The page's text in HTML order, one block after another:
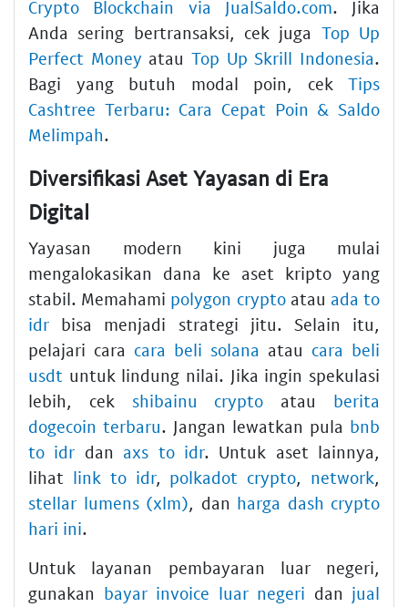
Crypto Blockchain via JualSaldo.com. Jika
Anda sering bertransaksi, cek juga Top Up
Perfect Money atauTop Up Skrill Indonesia.
Bagi yang butuh modal poin, cek Tips
Cashtree Terbaru: Cara Cepat Poin & Saldo
Melimpah.
Diversifikasi Aset Yayasan di Era
Digital
Yayasan modern kini juga mulai
mengalokasikan dana ke aset kripto yang
stabil. Memahami polygon cryptoatau ada to
idr bisa menjadi strategi jitu. Selain itu,
pelajari cara cara beli solana atau cara beli
usdt untuk lindung nilai. Jika ingin spekulasi
lebih, cek shibainu crypto atau berita
dogecoin terbaru. Jangan lewatkan pula bnb
to idr dan axs to idr. Untuk aset lainnya,
lihat link to idr, polkadot crypto, network,
stellar lumens (xlm), dan harga dash crypto
hari ini.
Untuk layanan pembayaran luar negeri,
gunakan bayar invoice luar negeri dan jual